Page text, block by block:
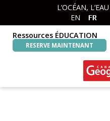
primary
navigation
main
content
L’OCÉAN,
EN
FR
Ressources ÉDUCATION
RESERVE MAINTENANT